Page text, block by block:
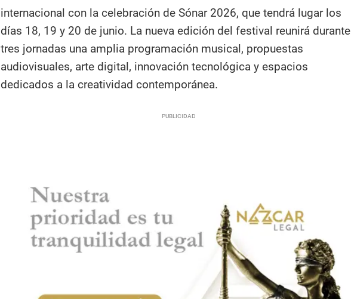
internacional con la celebración de Sónar 2026, que tendrá lugar los
días 18, 19 y 20 de junio. La nueva edición del festival reunirá durante
tres jornadas una amplia programación musical, propuestas
audiovisuales, arte digital, innovación tecnológica y espacios
dedicados a la creatividad contemporánea.